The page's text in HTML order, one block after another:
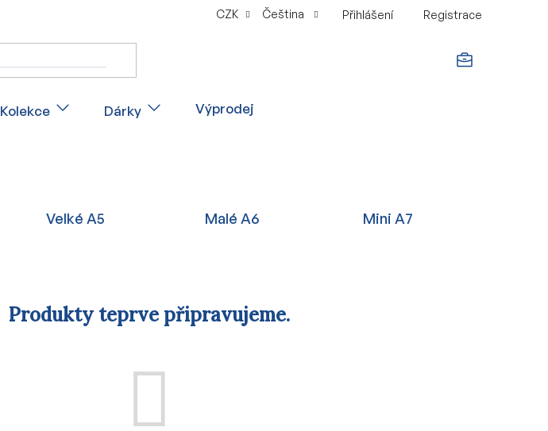
CZK Čeština Přihlášení Registrace
Kolekce Dárky Výprodej
Velké A5 Malé A6 Mini A7
Produkty teprve připravujeme.